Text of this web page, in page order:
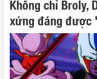
Không chỉ Broly,
xứng đáng được